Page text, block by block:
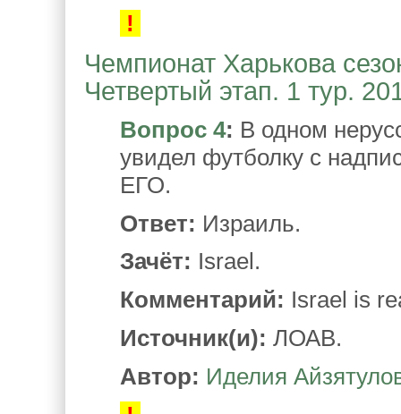
!
Чемпионат Харькова
Четвертый этап. 1 тур.
Вопрос 4: В одном
увидел футболку с
ЕГО.
Ответ: Израиль.
Зачёт: Israel.
Комментарий: Israel is
Источник(и): ЛОАВ.
Автор: Иделия